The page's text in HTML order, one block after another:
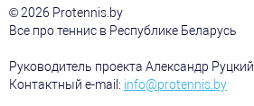
© 2026 Protennis.by
Все про теннис в Республике Беларусь
Руководитель проекта Александр Руцкий
Контактный e-mail: info@protennis.by